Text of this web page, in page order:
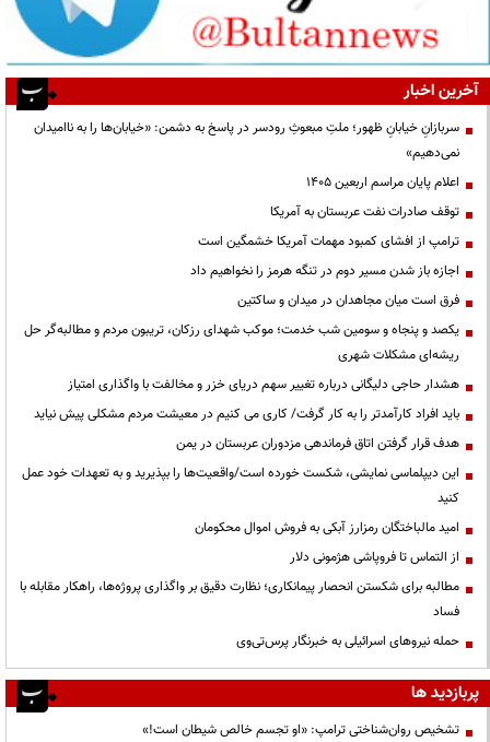
آخرین اخبار
سربازانِ خیابانِ ظهور؛ ملتِ مبعوثِ رودسر در پاسخ به دشمن: «خیابان‌ها را به ناامیدان
نمی‌دهیم»
اعلام پایان مراسم اربعین ۱۴۰۵
توقف صادرات نفت عربستان به آمریکا
ترامپ از افشای کمبود مهمات آمریکا خشمگین است
اجازه باز شدن مسیر دوم در تنگه هرمز را نخواهیم داد
فرق است میان مجاهدان در میدان و ساکتین
یکصد و پنجاه و سومین شب خدمت؛ موکب شهدای رزکان، تریبون مردم و مطالبه‌گر حل
ریشه‌ای مشکلات شهری
هشدار حاجی دلیگانی درباره تغییر سهم دریای خزر و مخالفت با واگذاری امتیاز
باید افراد کارآمدتر را به کار گرفت/ کاری می کنیم در معیشت مردم مشکلی پیش نیاید
هدف قرار گرفتن اتاق‌ فرماندهی مزدوران عربستان در یمن
این دیپلماسی نمایشی، شکست خورده است/واقعیت‌ها را بپذیرید و به تعهدات خود عمل
کنید
امید مالباختگان رمزارز آبکی به فروش اموال محکومان
از التماس تا فروپاشی هژمونی دلار
مطالبه برای شکستن انحصار پیمانکاری؛ نظارت دقیق بر واگذاری پروژه‌ها، راهکار مقابله با
فساد
حمله نیروهای اسرائیلی به خبرنگار پرس‌تی‌وی
پربازدید ها
تشخیص روان‌شناختی ترامپ: «او تجسم خالص شیطان است!»